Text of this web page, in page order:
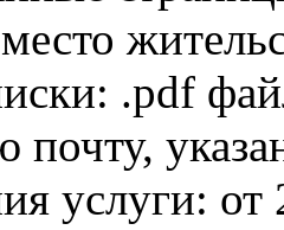
.pdf
почту,
услуги: от